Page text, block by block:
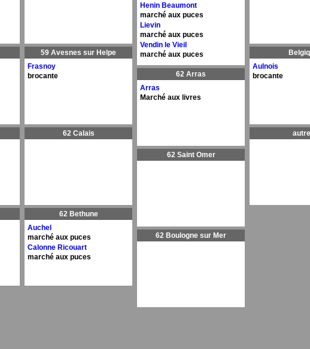
59 Avesnes sur Helpe
Frasnoy
brocante
62 Calais
62 Bethune
Auchel
marché aux puces
Calonne Ricouart
marché aux puces
Henin Beaumont
marché aux puces
Lievin
marché aux puces
Vendin le Vieil
marché aux puces
62 Arras
Arras
Marché aux livres
62 Saint Omer
62 Boulogne sur Mer
Aulnois
brocante